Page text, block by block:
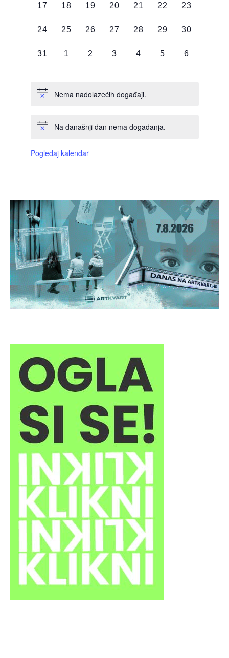
0
17
0
18
0
19
0
20
0
21
0
22
0
23
0
24
0
25
0
26
0
27
0
28
0
29
0
30
0
31
0
1
0
2
0
3
0
4
0
5
0
6
Nema nadolazećih događaji.
Na današnji dan nema događanja.
Pogledaj kalendar